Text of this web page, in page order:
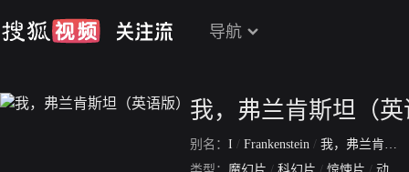
导航
我，弗兰肯斯坦（
别名： I / Frankenstein / 我，弗兰肯斯坦